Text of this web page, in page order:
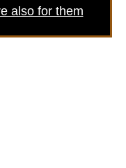
also for them